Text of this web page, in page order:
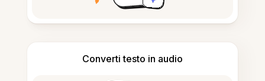
Converti testo in audio